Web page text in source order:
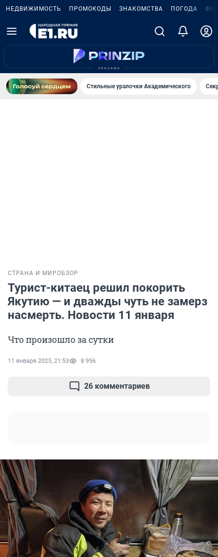
НЕДВИЖИМОСТЬ ПРОМОКОДЫ ЗНАКОМСТВА ПОГОДА
Стильные уралочки Академического
СТРАНА И МИРОБЗОР
Турист-китаец решил покорить
Якутию — и дважды чуть не замерз
насмерть. Новости 11 января
Что произошло за сутки
11 января 2025, 21:53 8 956
26 комментариев